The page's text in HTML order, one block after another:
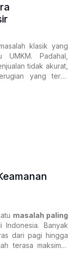
klasik yang
Padahal,
tidak akurat,
yang terus
masalah paling
Banyak
dari pagi hingga
terasa maksimal.